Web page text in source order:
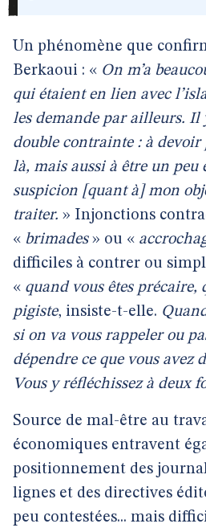
Un phénomène que
Berkaoui : « On m’a
qui étaient en lien avec
les demande par ailleurs. Il
double contrainte : à devoir
là, mais aussi à être un peu
suspicion [quant à] mon
traiter. » Injonctions
« brimades» ou «
difficiles à contrer ou
« quand vous êtes précaire,
pigiste, insiste-t-elle.
si on va vous rappeler ou
dépendre ce que vous avez
Vous y réfléchissez à deux
Source de mal-être au
économiques entravent
positionnement des
lignes et des directives
peu contestées... mais